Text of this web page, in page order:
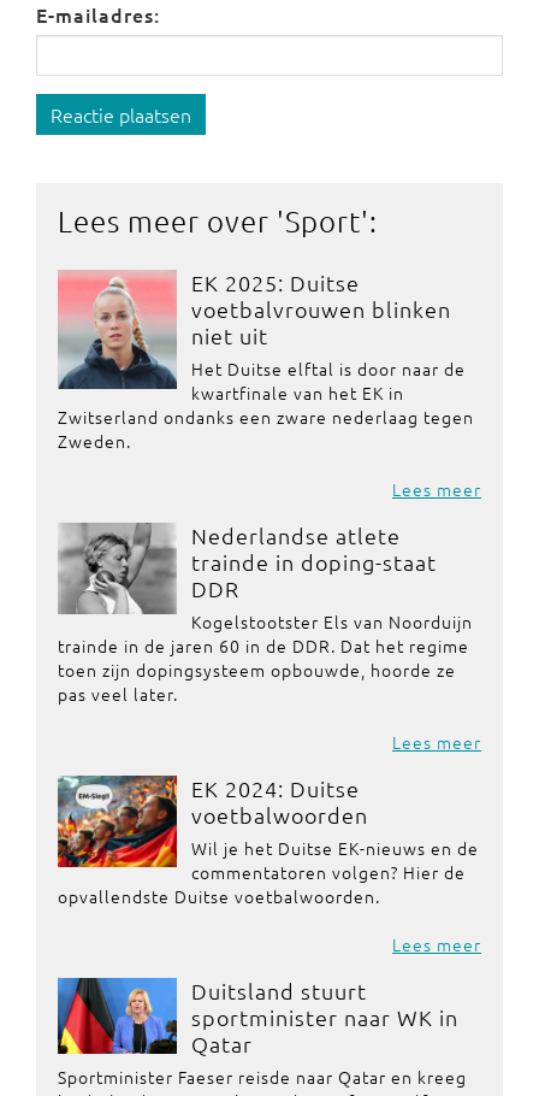
E-mailadres:
Reactie plaatsen
Lees meer over 'Sport':
EK 2025: Duitse
voetbalvrouwen blinken
niet uit
Het Duitse elftal is door naar de
kwartfinale van het EK in
Zwitserland ondanks een zware nederlaag tegen
Zweden.
Lees meer
Nederlandse atlete
trainde in doping-staat
DDR
Kogelstootster Els van Noorduijn
trainde in de jaren 60 in de DDR. Dat het regime
toen zijn dopingsysteem opbouwde, hoorde ze
pas veel later.
Lees meer
EK 2024: Duitse
voetbalwoorden
Wil je het Duitse EK-nieuws en de
commentatoren volgen? Hier de
opvallendste Duitse voetbalwoorden.
Lees meer
Duitsland stuurt
sportminister naar WK in
Qatar
Sportminister Faeser reisde naar Qatar en kreeg